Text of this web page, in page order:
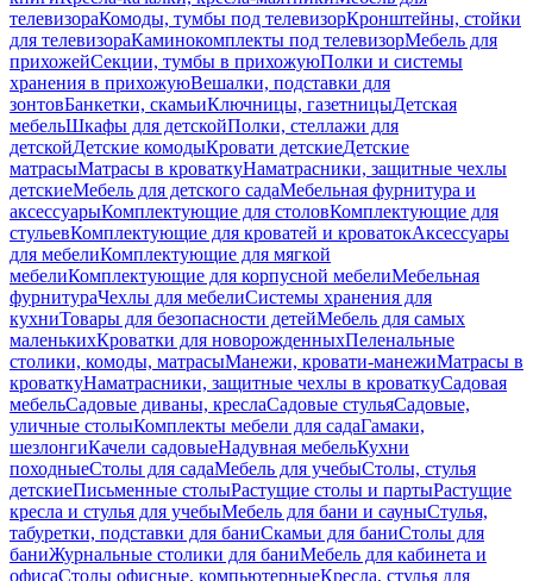
телевизораКомоды, тумбы под телевизорКронштейны, стойки
для телевизораКаминокомплекты под телевизорМебель для
прихожейСекции, тумбы в прихожуюПолки и системы
хранения в прихожуюВешалки, подставки для
зонтовБанкетки, скамьиКлючницы, газетницыДетская
мебельШкафы для детскойПолки, стеллажи для
детскойДетские комодыКровати детскиеДетские
матрасыМатрасы в кроваткуНаматрасники, защитные чехлы
детскиеМебель для детского садаМебельная фурнитура и
аксессуарыКомплектующие для столовКомплектующие для
стульевКомплектующие для кроватей и кроватокАксессуары
для мебелиКомплектующие для мягкой
мебелиКомплектующие для корпусной мебелиМебельная
фурнитураЧехлы для мебелиСистемы хранения для
кухниТовары для безопасности детейМебель для самых
маленькихКроватки для новорожденныхПеленальные
столики, комоды, матрасыМанежи, кровати-манежиМатрасы в
кроваткуНаматрасники, защитные чехлы в кроваткуСадовая
мебельСадовые диваны, креслаСадовые стульяСадовые,
уличные столыКомплекты мебели для садаГамаки,
шезлонгиКачели садовыеНадувная мебельКухни
походныеСтолы для садаМебель для учебыСтолы, стулья
детскиеПисьменные столыРастущие столы и партыРастущие
кресла и стулья для учебыМебель для бани и сауныСтулья,
табуретки, подставки для баниСкамьи для баниСтолы для
баниЖурнальные столики для баниМебель для кабинета и
офисаСтолы офисные, компьютерныеКресла, стулья для